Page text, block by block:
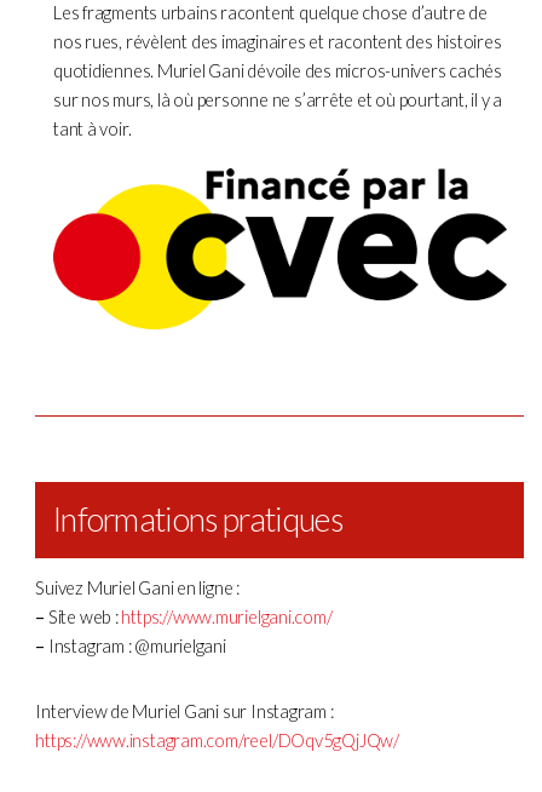
Les fragments urbains racontent quelque chose d’autre de
nos rues, révèlent des imaginaires et racontent des histoires
quotidiennes. Muriel Gani dévoile des micros-univers cachés
sur nos murs, là où personne ne s’arrête et où pourtant, il y a
tant à voir.
Informations pratiques
Suivez Muriel Gani en ligne :
– Site web :https://www.murielgani.com/
– Instagram : @murielgani
Interview de Muriel Gani sur Instagram :
https://www.instagram.com/reel/DOqv5gQjJQw/